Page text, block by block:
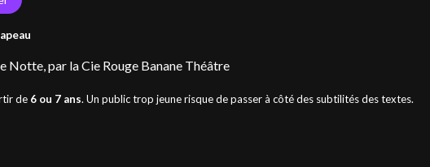
Notte, par la Cie Rouge Banane Théâtre
de 6 ou 7 ans. Un public trop jeune risque de passer à côté des subtilités des textes.